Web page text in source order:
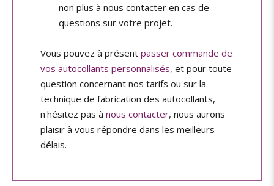
non plus à nous contacter en cas de
questions sur votre projet.
Vous pouvez à présent passer commande de
vos autocollants personnalisés, et pour toute
question concernant nos tarifs ou sur la
technique de fabrication des autocollants,
n'hésitez pas à nous contacter, nous aurons
plaisir à vous répondre dans les meilleurs
délais.